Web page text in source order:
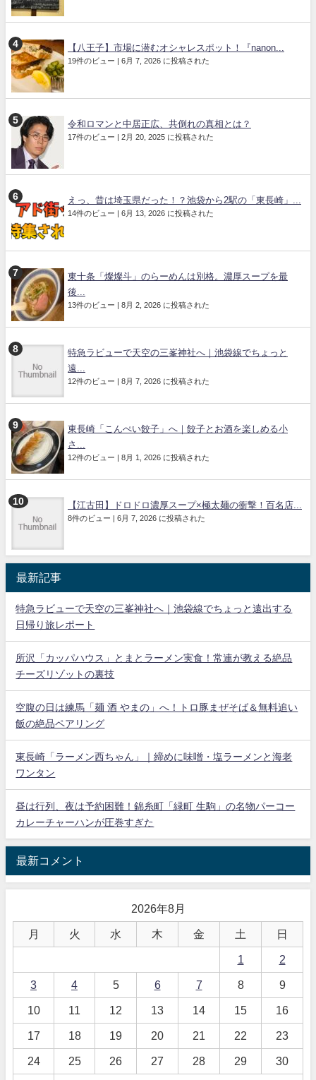
【八王子】市場に潜むオシャレスポット！『nanon...
19件のビュー | 6月 7, 2026 に投稿された
令和ロマンと中居正広、共倒れの真相とは？
17件のビュー | 2月 20, 2025 に投稿された
えっ、昔は埼玉県だった！？池袋から2駅の「東長崎」...
14件のビュー | 6月 13, 2026 に投稿された
東十条「燦燦斗」のらーめんは別格。濃厚スープを最
後...
13件のビュー | 8月 2, 2026 に投稿された
特急ラビューで天空の三峯神社へ｜池袋線でちょっと
遠...
12件のビュー | 8月 7, 2026 に投稿された
東長崎「こんぺい餃子」へ｜餃子とお酒を楽しめる小
さ...
12件のビュー | 8月 1, 2026 に投稿された
【江古田】ドロドロ濃厚スープ×極太麺の衝撃！百名店...
8件のビュー | 6月 7, 2026 に投稿された
最新記事
特急ラビューで天空の三峯神社へ｜池袋線でちょっと遠出する
日帰り旅レポート
所沢「カッパハウス」とまとラーメン実食！常連が教える絶品
チーズリゾットの裏技
空腹の日は練馬「麺 酒 やまの」へ！トロ豚まぜそば＆無料追い
飯の絶品ペアリング
東長崎「ラーメン西ちゃん」｜締めに味噌・塩ラーメンと海老
ワンタン
昼は行列、夜は予約困難！錦糸町「緑町 生駒」の名物パーコー
カレーチャーハンが圧巻すぎた
最新コメント
2026年8月
月 火 水 木 金 土 日
1 2
3 4 5 6 7 8 9
10 11 12 13 14 15 16
17 18 19 20 21 22 23
24 25 26 27 28 29 30